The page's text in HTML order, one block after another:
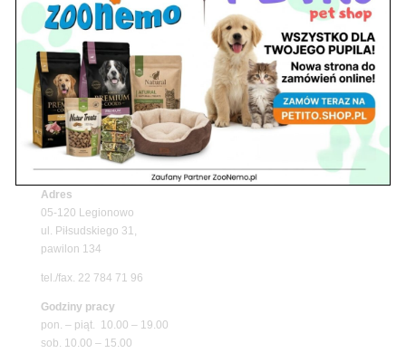
Upały wracają! Zadbaj o komfort swojego pupila
z matami chłodzącymi ZooNemo
Z Życia Sklepu
Petito Pet Shop – Internetowy Sklep Zoologiczny
Online! Wszystko Dla Twojego Pupila | ZooNemo
Znajdź nas
Adres
05-120 Legionowo
ul. Piłsudskiego 31,
pawilon 134
tel./fax. 22 784 71 96
Godziny pracy
pon. – piąt. 10.00 – 19.00
sob. 10.00 – 15.00